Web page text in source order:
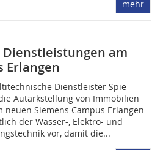
mehr
Dienstleistungen am
Erlangen
Dienstleister Spie
Autarkstellung von Immobilien
neuen Siemens Campus Erlangen
der Wasser-, Elektro- und
vor, damit die...